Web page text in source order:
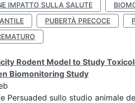
IMPATTO SULLA SALUTE
PUBERTÀ PRECOCE
Rodent Model to Study
Biomonitoring Study
Persuaded sullo studio animale